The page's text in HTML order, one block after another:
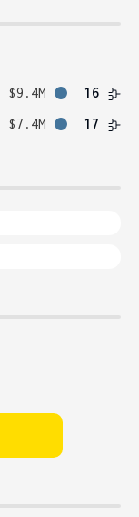
$9.4M
16
$7.4M 17